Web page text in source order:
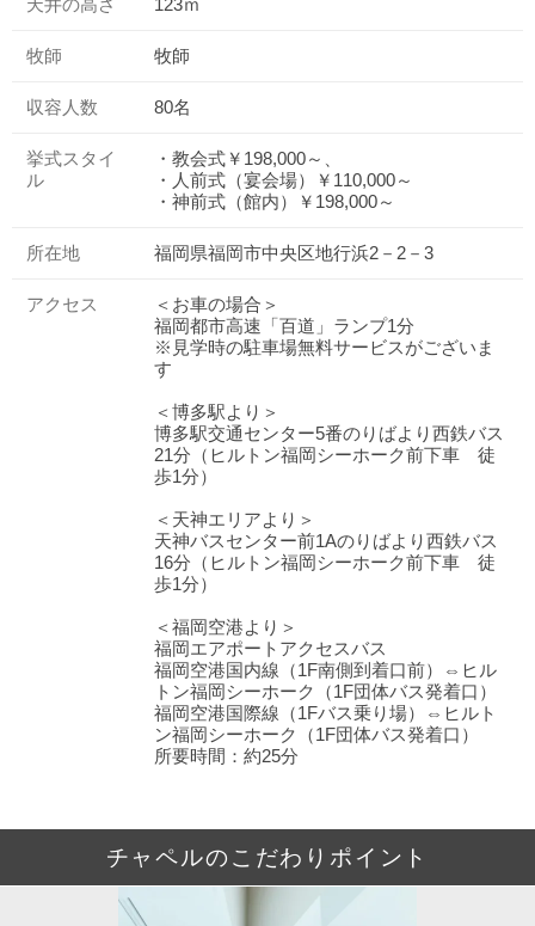
天井の高さ 123ｍ
牧師 牧師
収容人数 80名
挙式スタイ
ル
・教会式￥198,000～、
・人前式（宴会場）￥110,000～
・神前式（館内）￥198,000～
所在地 福岡県福岡市中央区地行浜2－2－3
アクセス
＜お車の場合＞
福岡都市高速「百道」ランプ1分
※見学時の駐車場無料サービスがございま
す
＜博多駅より＞
博多駅交通センター5番のりばより西鉄バス
21分（ヒルトン福岡シーホーク前下車 徒
歩1分）
＜天神エリアより＞
天神バスセンター前1Aのりばより西鉄バス
16分（ヒルトン福岡シーホーク前下車 徒
歩1分）
＜福岡空港より＞
福岡エアポートアクセスバス
福岡空港国内線（1F南側到着口前）⇔ヒル
トン福岡シーホーク（1F団体バス発着口）
福岡空港国際線（1Fバス乗り場）⇔ヒルト
ン福岡シーホーク（1F団体バス発着口）
所要時間：約25分
チャペルのこだわりポイント